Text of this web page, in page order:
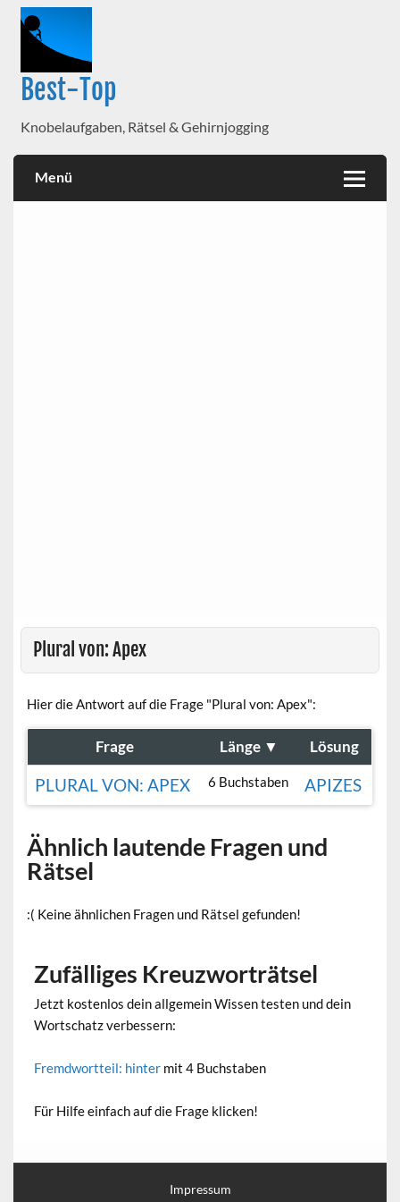
Best-Top
Knobelaufgaben, Rätsel & Gehirnjogging
Menü
Plural von: Apex
Hier die Antwort auf die Frage "Plural von: Apex":
Frage Länge ▼ Lösung
PLURAL VON: APEX 6 Buchstaben APIZES
Ähnlich lautende Fragen und
Rätsel
:( Keine ähnlichen Fragen und Rätsel gefunden!
Zufälliges Kreuzworträtsel
Jetzt kostenlos dein allgemein Wissen testen und dein
Wortschatz verbessern:
Fremdwortteil: hinter mit 4 Buchstaben
Für Hilfe einfach auf die Frage klicken!
Impressum